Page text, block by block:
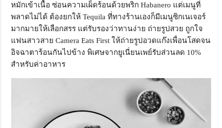
หมักเข้าเนื้อ ซ่อนความเผ็ดร้อนด้วยพริก Habanero แต่เมนูที่
พลาดไม่ได้ ต้องยกให้ Tequila ที่ทางร้านเองก็มีเมนูซิกเนเจอร์
มากมายให้เลือกสรร แต่รับรองว่าทานง่าย ถ่ายรูปสวย ถูกใจ
แฟนสาวสาย Camera Eats First ให้ถ่ายรูปอวดแก๊งเพื่อนโสดจน
อิจฉาตาร้อนกันไปข้าง พิเศษจากยูเนี่ยนเพย์รับส่วนลด 10%
สำหรับค่าอาหาร